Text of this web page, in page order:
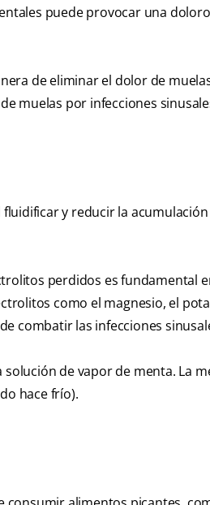
puede provocar una
de eliminar el dolor de
muelas por infecciones
y reducir la
perdidos es fundamental
como el magnesio, el
combatir las infecciones
de vapor de menta. La
hace frío).